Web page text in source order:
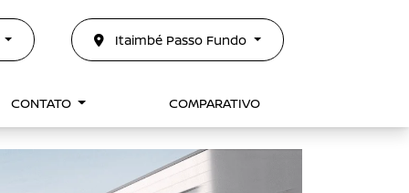
Itaimbé Passo Fundo
CONTATO COMPARATIVO